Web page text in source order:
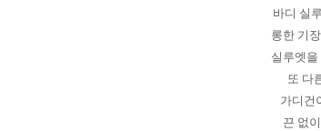
바디 실
롱한 기
실루엣
또 다
가디건
끈 없